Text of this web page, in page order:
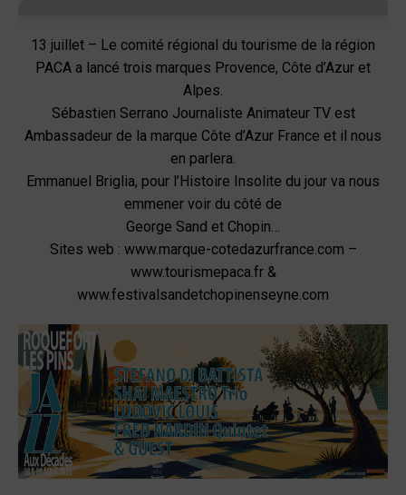
13 juillet – Le comité régional du tourisme de la région
PACA a lancé trois marques Provence, Côte d’Azur et
Alpes.
Sébastien Serrano Journaliste Animateur TV est
Ambassadeur de la marque Côte d’Azur France et il nous
en parlera.
Emmanuel Briglia, pour l’Histoire Insolite du jour va nous
emmener voir du côté de
George Sand et Chopin…
Sites web : www.marque-cotedazurfrance.com –
www.tourismepaca.fr &
www.festivalsandetchopinenseyne.com